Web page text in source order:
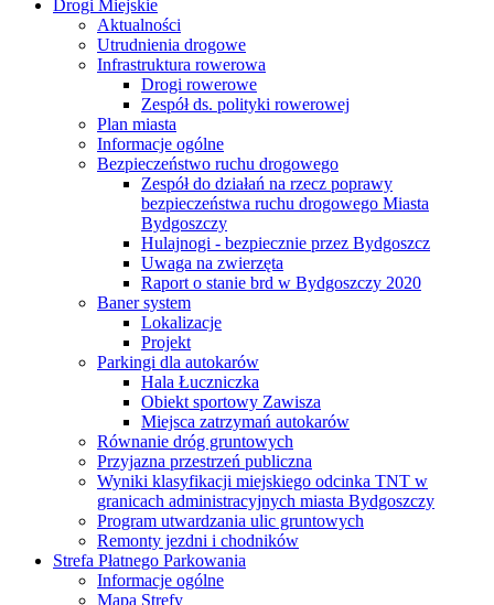
Drogi Miejskie
Aktualności
Utrudnienia drogowe
Infrastruktura rowerowa
Drogi rowerowe
Zespół ds. polityki rowerowej
Plan miasta
Informacje ogólne
Bezpieczeństwo ruchu drogowego
Zespół do działań na rzecz poprawy
bezpieczeństwa ruchu drogowego Miasta
Bydgoszczy
Hulajnogi - bezpiecznie przez Bydgoszcz
Uwaga na zwierzęta
Raport o stanie brd w Bydgoszczy 2020
Baner system
Lokalizacje
Projekt
Parkingi dla autokarów
Hala Łuczniczka
Obiekt sportowy Zawisza
Miejsca zatrzymań autokarów
Równanie dróg gruntowych
Przyjazna przestrzeń publiczna
Wyniki klasyfikacji miejskiego odcinka TNT w
granicach administracyjnych miasta Bydgoszczy
Program utwardzania ulic gruntowych
Remonty jezdni i chodników
Strefa Płatnego Parkowania
Informacje ogólne
Mapa Strefy